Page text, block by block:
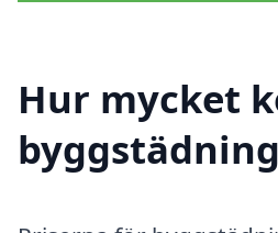
Hur mycket